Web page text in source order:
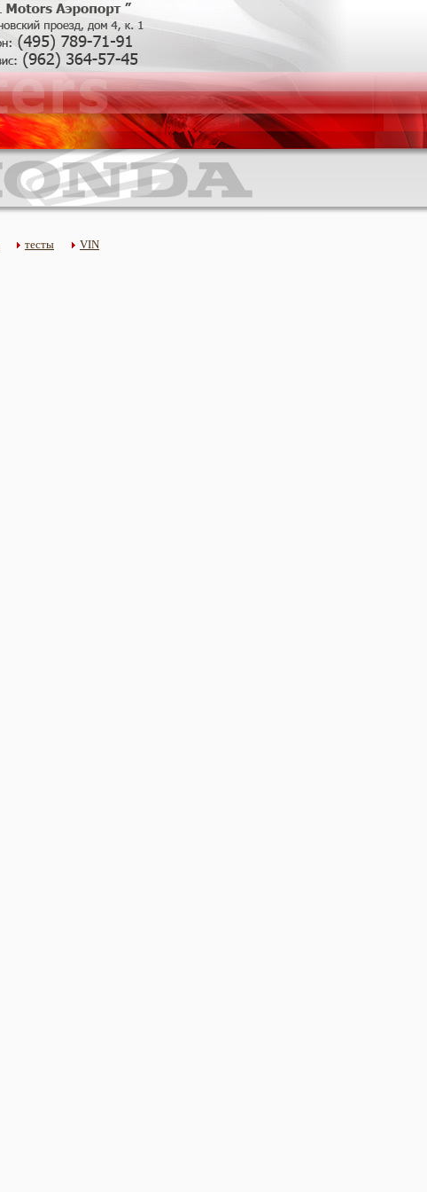
тесты VIN